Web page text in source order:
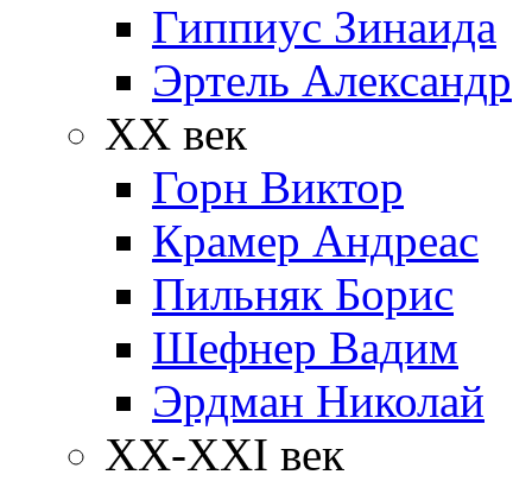
Гиппиус Зинаида
Эртель Александр
XX век
Горн Виктор
Крамер Андреас
Пильняк Борис
Шефнер Вадим
Эрдман Николай
ХХ-XXI век